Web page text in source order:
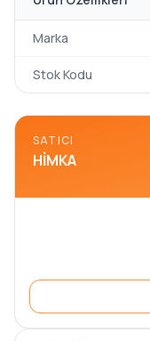
Marka
Stok Kodu
SATICI
HIMKA